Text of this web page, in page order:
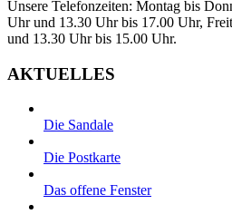
Unsere Telefonzeiten: Montag bis
Uhr und 13.30 Uhr bis 17.00 Uhr,
und 13.30 Uhr bis 15.00 Uhr.
AKTUELLES
Die Sandale
Die Postkarte
Das offene Fenster